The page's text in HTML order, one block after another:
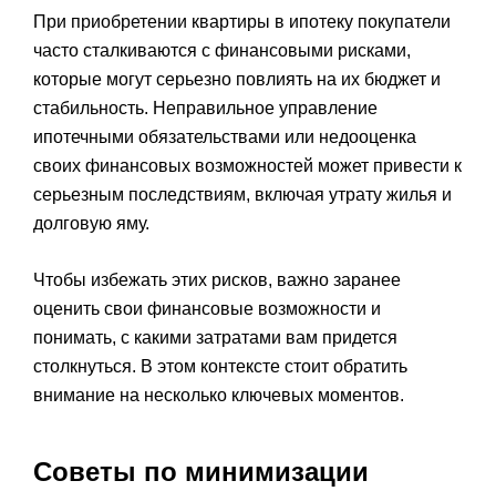
При приобретении квартиры в ипотеку покупатели
часто сталкиваются с финансовыми рисками,
которые могут серьезно повлиять на их бюджет и
стабильность. Неправильное управление
ипотечными обязательствами или недооценка
своих финансовых возможностей может привести к
серьезным последствиям, включая утрату жилья и
долговую яму.
Чтобы избежать этих рисков, важно заранее
оценить свои финансовые возможности и
понимать, с какими затратами вам придется
столкнуться. В этом контексте стоит обратить
внимание на несколько ключевых моментов.
Советы по минимизации